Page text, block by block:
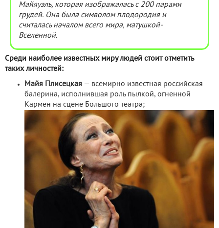
Майяуэль, которая изображалась с 200 парами
грудей. Она была символом плодородия и
считалась началом всего мира, матушкой-
Вселенной.
Среди наиболее известных миру людей стоит отметить
таких личностей:
Майя Плисецкая — всемирно известная российская
балерина, исполнившая роль пылкой, огненной
Кармен на сцене Большого театра;